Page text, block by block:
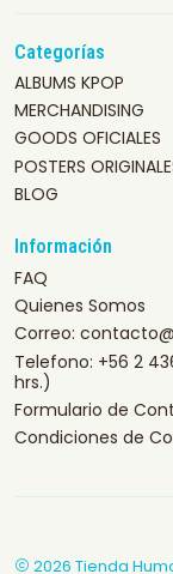
Categorías
ALBUMS KPOP
MERCHANDISING
GOODS OFICIALES
POSTERS
BLOG
Información
FAQ
Quienes Somos
Correo:
Telefono: +56 2
hrs.)
Formulario de
Condiciones de
2026 Tienda